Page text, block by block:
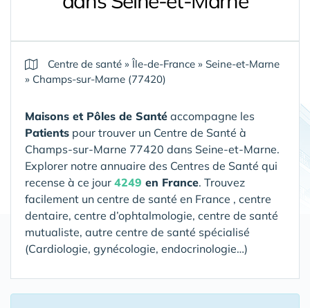
Centre de santé »Île-de-France » Seine-et-Marne
» Champs-sur-Marne (77420)
Maisons et Pôles de Santé accompagne les
Patients pour trouver un Centre de Santé à
Champs-sur-Marne 77420 dans Seine-et-Marne.
Explorer notre annuaire des Centres de Santé qui
recense à ce jour 4249 en France. Trouvez
facilement un centre de santé en France , centre
dentaire, centre d’ophtalmologie, centre de santé
mutualiste, autre centre de santé spécialisé
(Cardiologie, gynécologie, endocrinologie…)